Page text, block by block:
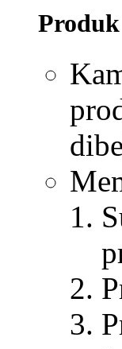
Pengembalian/